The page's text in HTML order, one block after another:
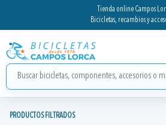
Tienda online Campos
Bicicletas, recambios y
PRODUCTOS FILTRADOS